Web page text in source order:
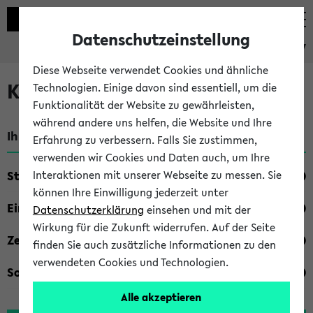
eKVV
Kombisuche im eKVV
Ihre Suchkriterien:
Studienfach
Einrichtung
Zeiten
Sonstiges
Datenschutzeinstellung
Diese Webseite verwendet Cookies und ähnliche
Technologien. Einige davon sind essentiell, um die
Funktionalität der Website zu gewährleisten,
während andere uns helfen, die Website und Ihre
Erfahrung zu verbessern. Falls Sie zustimmen,
verwenden wir Cookies und Daten auch, um Ihre
Interaktionen mit unserer Webseite zu messen. Sie
können Ihre Einwilligung jederzeit unter
Datenschutzerklärung einsehen und mit der
Wirkung für die Zukunft widerrufen. Auf der Seite
finden Sie auch zusätzliche Informationen zu den
verwendeten Cookies und Technologien.
Alle akzeptieren